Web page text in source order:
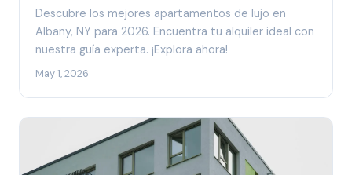
Descubre los mejores apartamentos de lujo en
Albany, NY para 2026. Encuentra tu alquiler ideal con
nuestra guía experta. ¡Explora ahora!
May 1, 2026